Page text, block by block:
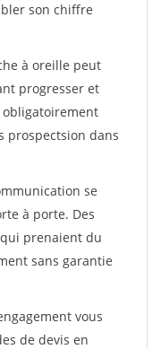
son chiffre
à oreille peut
progresser et
prospectsion dans
se
à porte. Des
prenaient du
sans garantie
vous
de devis en